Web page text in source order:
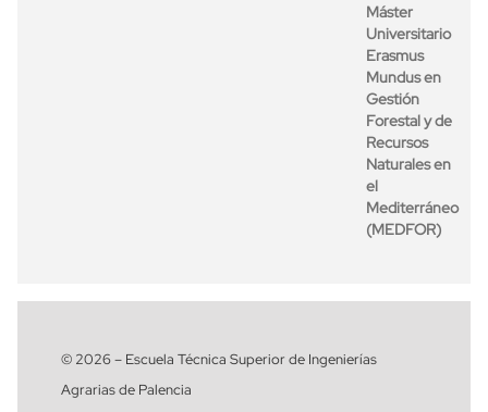
Máster
Universitario
Erasmus
Mundus en
Gestión
Forestal y de
Recursos
Naturales en
el
Mediterráneo
(MEDFOR)
© 2026 – Escuela Técnica Superior de Ingenierías
Agrarias de Palencia